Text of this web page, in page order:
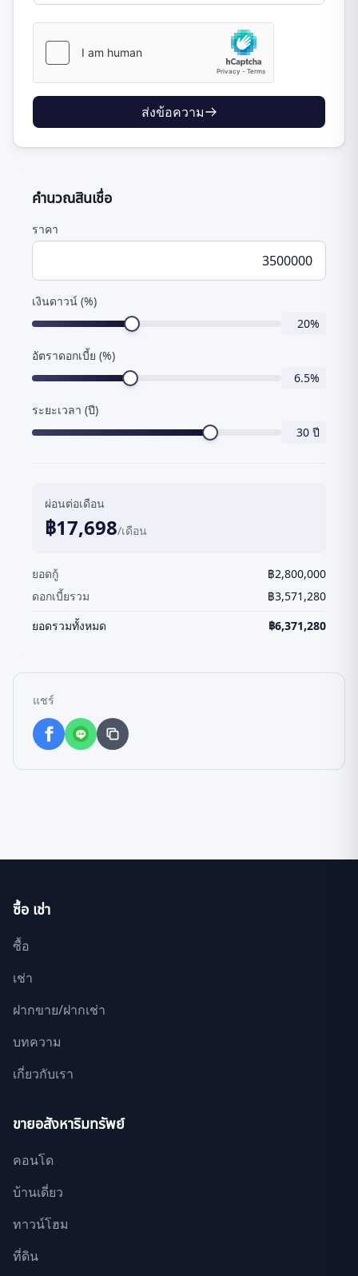
ส่งข้อความ
คำนวณสินเชื่อ
ราคา
เงินดาวน์ (%)
20%
อัตราดอกเบี้ย (%)
6.5%
ระยะเวลา (ปี)
30 ปี
ผ่อนต่อเดือน
฿17,698/เดือน
ยอดกู้ ฿2,800,000
ดอกเบี้ยรวม
฿3,571,280
ยอดรวมทั้งหมด
฿6,371,280
แชร์
ซื้อ เช่า
ซื้อ
เช่า
ฝากขาย/ฝากเช่า
บทความ
เกี่ยวกับเรา
ขายอสังหาริมทรัพย์
คอนโด
บ้านเดี่ยว
ทาวน์โฮม
ที่ดิน